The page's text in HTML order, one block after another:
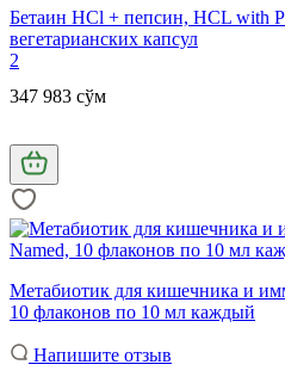
Бетаин HCl + пепсин, HCL with
вегетарианских капсул
2
347 983 сўм
Метабиотик для кишечника и
10 флаконов по 10 мл каждый
Напишите отзыв